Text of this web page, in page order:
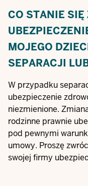
CO STANIE SIĘ
MOJEGO
SEPARACJI
W przypadku
ubezpieczenie
niezmienione.
rodzinne prawnie
pod pewnymi
umowy. Proszę
swojej firmy